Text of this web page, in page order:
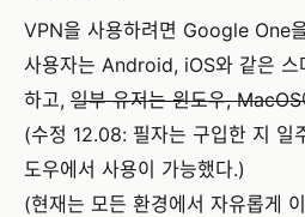
VPN을 사용하려면 Google One
사용자는 Android, iOS와 같은 스
하고, 일부 유저는 윈도우,
(수정 12.08: 필자는 구입한 지 일
도우에서 사용이 가능했다.)
(현재는 모든 환경에서 자유롭게